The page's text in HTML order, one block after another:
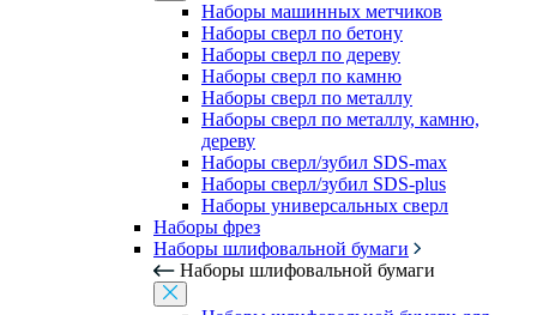
Наборы машинных метчиков
Наборы сверл по бетону
Наборы сверл по дереву
Наборы сверл по камню
Наборы сверл по металлу
Наборы сверл по металлу, камню,
дереву
Наборы сверл/зубил SDS-max
Наборы сверл/зубил SDS-plus
Наборы универсальных сверл
Наборы фрез
Наборы шлифовальной бумаги
Наборы шлифовальной бумаги